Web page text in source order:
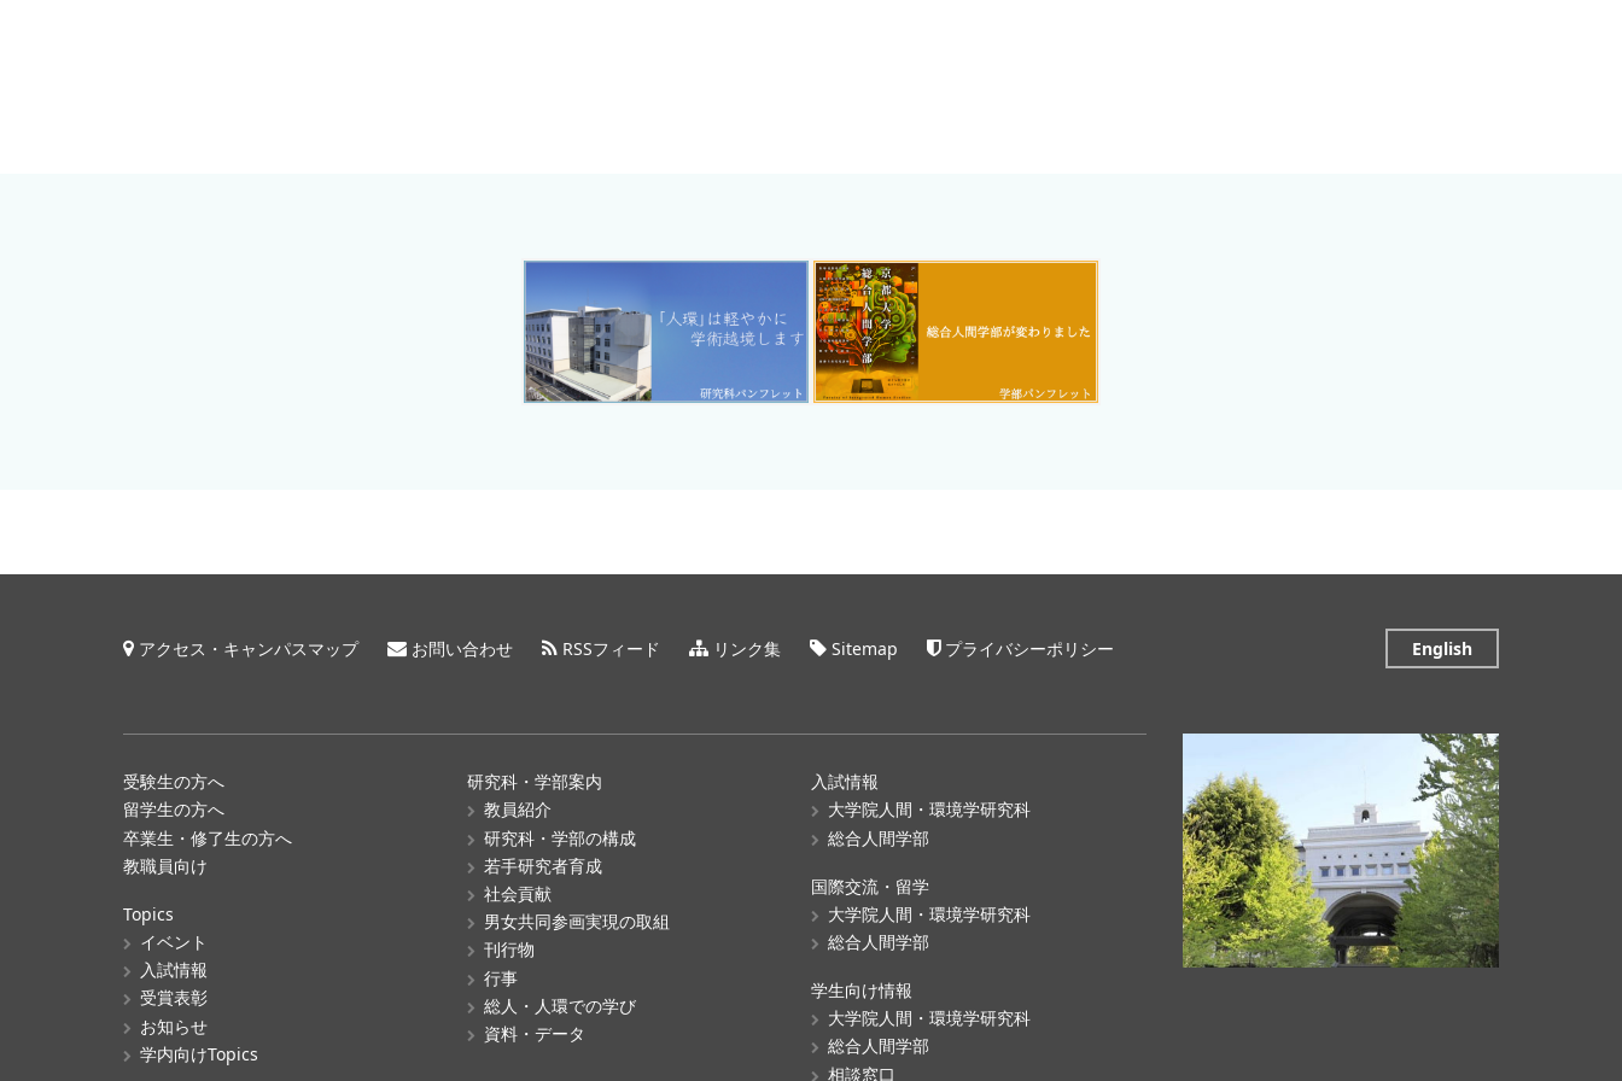
アクセス・キャンパスマップ お問い合わせ RSSフィード リンク集 Sitemap プライバシーポリシー English
受験生の方へ
留学生の方へ
卒業生・修了生の方へ
教職員向け
Topics
イベント
入試情報
受賞表彰
お知らせ
学内向けTopics
研究科・学部案内
教員紹介
研究科・学部の構成
若手研究者育成
社会貢献
男女共同参画実現の取組
刊行物
行事
総人・人環での学び
資料・データ
入試情報
大学院人間・環境学研究科
総合人間学部
国際交流・留学
大学院人間・環境学研究科
総合人間学部
学生向け情報
大学院人間・環境学研究科
総合人間学部
相談窓口